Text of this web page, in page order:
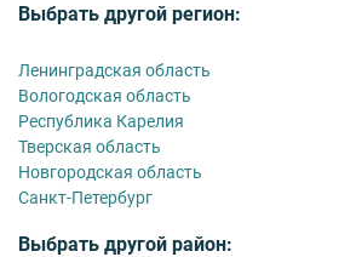
Выбрать другой регион:
Ленинградская область
Вологодская область
Республика Карелия
Тверская область
Новгородская область
Санкт-Петербург
Выбрать другой район: